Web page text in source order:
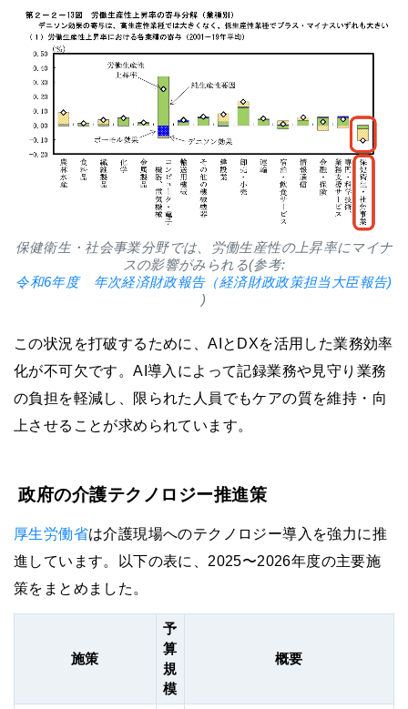
保健衛生・社会事業分野では、労働生産性の上昇率にマイナ
スの影響がみられる(参考:
令和6年度 年次経済財政報告（経済財政政策担当大臣報告)
)
この状況を打破するために、AIとDXを活用した業務効率
化が不可欠です。AI導入によって記録業務や見守り業務
の負担を軽減し、限られた人員でもケアの質を維持・向
上させることが求められています。
政府の介護テクノロジー推進策
厚生労働省は介護現場へのテクノロジー導入を強力に推
進しています。以下の表に、2025〜2026年度の主要施
策をまとめました。
施策
予
算
規
模
概要